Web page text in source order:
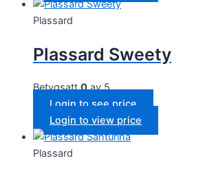
Plassard
Plassard Sweety
Betygsatt0av 5
Login to see price
Login to view price
Plassard